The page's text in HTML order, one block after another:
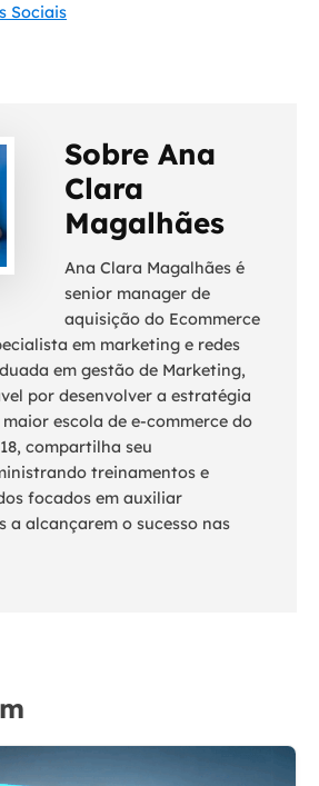
Sociais
Sobre Ana
Clara
Magalhães
Ana Clara Magalhães é
senior manager de
aquisição do Ecommerce
em marketing e redes
em gestão de Marketing,
por desenvolver a estratégia
escola de e-commerce do
compartilha seu
treinamentos e
focados em auxiliar
a alcançarem o sucesso nas